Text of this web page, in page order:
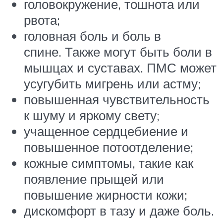
головокружение, тошнота или
рвота;
головная боль и боль в
спине. Также могут быть боли в
мышцах и суставах. ПМС может
усугубить мигрень или астму;
повышенная чувствительность
к шуму и яркому свету;
учащенное сердцебиение и
повышенное потоотделение;
кожные симптомы, такие как
появление прыщей или
повышение жирности кожи;
дискомфорт в тазу и даже боль.